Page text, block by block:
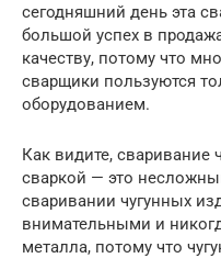
сегодняшний день эта
большой успех в
качеству, потому что
сварщики пользуются
оборудованием.
Как видите, сваривание
сваркой — это
сваривании чугунных
внимательными и
металла, потому что